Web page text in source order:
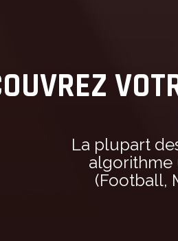
La plupart
algorithme
(Football,